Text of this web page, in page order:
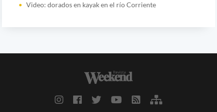
Video: dorados en kayak en el río Corriente